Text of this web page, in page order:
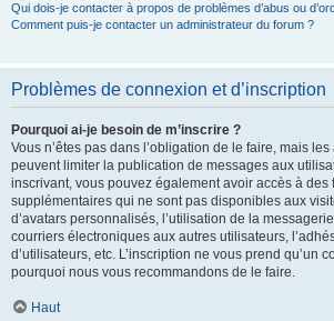
Qui dois-je contacter à propos de problèmes d’abus ou
Comment puis-je contacter un administrateur du forum ?
Problèmes de connexion et d’inscription
Pourquoi ai-je besoin de m’inscrire ?
Vous n’êtes pas dans l’obligation de le faire, mais
peuvent limiter la publication de messages aux
inscrivant, vous pouvez également avoir accès à des
supplémentaires qui ne sont pas disponibles aux
d’avatars personnalisés, l’utilisation de la
courriers électroniques aux autres utilisateurs,
d’utilisateurs, etc. L’inscription ne vous prend qu’un
pourquoi nous vous recommandons de le faire.
Haut